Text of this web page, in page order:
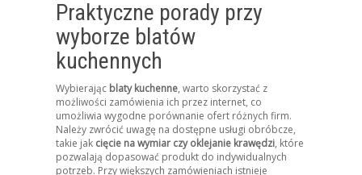
Praktyczne porady przy
wyborze blatów
kuchennych
Wybierając blaty kuchenne, warto skorzystać z
możliwości zamówienia ich przez internet, co
umożliwia wygodne porównanie ofert różnych firm.
Należy zwrócić uwagę na dostępne usługi obróbcze,
takie jak cięcie na wymiar czy oklejanie krawędzi, które
pozwalają dopasować produkt do indywidualnych
potrzeb. Przy większych zamówieniach istnieje